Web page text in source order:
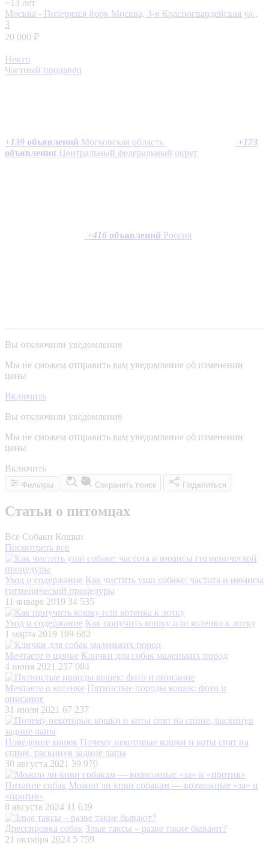
~13 лет
Москва - Потерялся йорк Москва, 3-я Красногвардейская ул.,
3
20 000 ₽
Некто
Частный продавец
+139 объявлений Московская область +173
объявления Центральный федеральный округ
+416 объявлений Россия
Вы отключили уведомления
Мы не сможем отправить вам уведомление об изменении
цены
Включить
Вы отключили уведомления
Мы не сможем отправить вам уведомление об изменении
цены
Включить
Фильтры Сохранить поиск Поделиться
Статьи о питомцах
Все Собаки Кошки
Посмотреть все
Уход и содержание Как чистить уши собаке: частота и нюансы
гигиенической процедуры
11 января 2019 34 535
Уход и содержание Как приучить кошку или котенка к лотку
1 марта 2019 189 682
Мечтаете о щенке Клички для собак маленьких пород
4 июня 2021 237 084
Мечтаете о котенке Пятнистые породы кошек: фото и
описание
31 июля 2021 67 237
Поведение кошек Почему некоторые кошки и коты спят на
спине, раскинув задние лапы
30 августа 2021 39 970
Питание собак Можно ли киви собакам — возможные «за» и
«против»
8 августа 2024 11 639
Дрессировка собак Злые таксы – разве такие бывают?
21 октября 2024 5 759